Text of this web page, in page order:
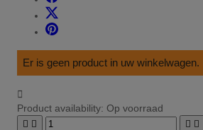
Er is geen product in uw winkelwagen.

Product availability: Op voorraad
   